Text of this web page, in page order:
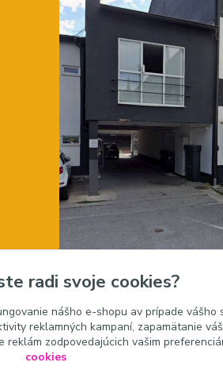
radi svoje cookies?
nášho e-shopu av prípade vášho
reklamných kampaní, zapamätanie
reklám zodpovedajúcich vašim
cookies